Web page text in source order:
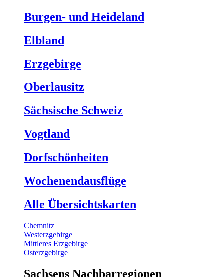
Burgen- und Heideland
Elbland
Erzgebirge
Oberlausitz
Sächsische Schweiz
Vogtland
Dorfschönheiten
Wochenendausflüge
Alle Übersichtskarten
Chemnitz
Westerzgebirge
Mittleres Erzgebirge
Osterzgebirge
Sachsens Nachbarregionen